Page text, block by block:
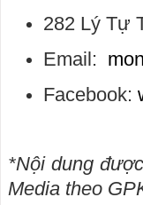
282 Lý Tự
Email:
Facebook:
*Nội dung
Media theo